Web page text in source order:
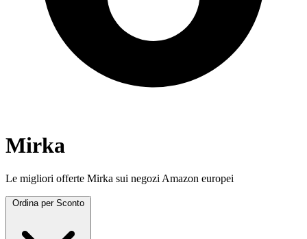
Mirka
Le migliori offerte Mirka sui negozi Amazon europei
Ordina per Sconto